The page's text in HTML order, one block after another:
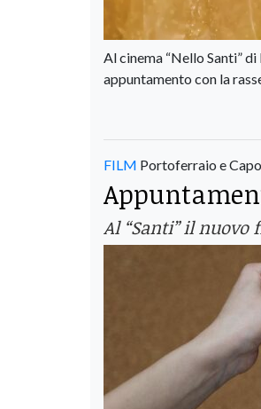
Al cinema “Nello Santi”
appuntamento con la
FILM Portoferraio e
Al “Santi” il nuovo